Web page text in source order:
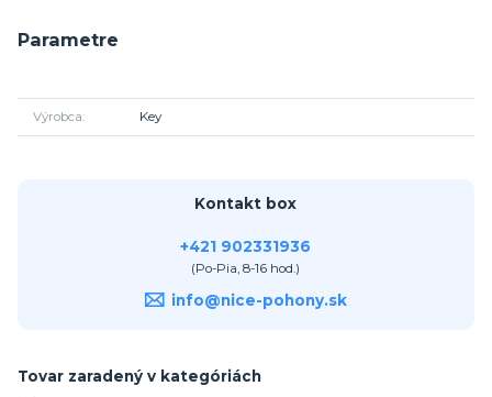
Parametre
Výrobca Key
Kontakt box
+421 902331936
(Po-Pia, 8-16 hod.)
info@nice-pohony.sk
Tovar zaradený v kategóriách